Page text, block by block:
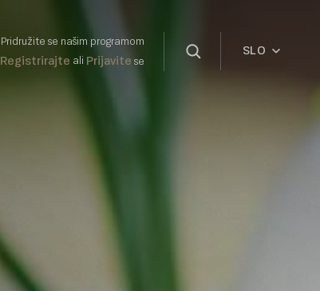
Pridružite se našim programom
Registrirajte ali Prijavite se
SLO